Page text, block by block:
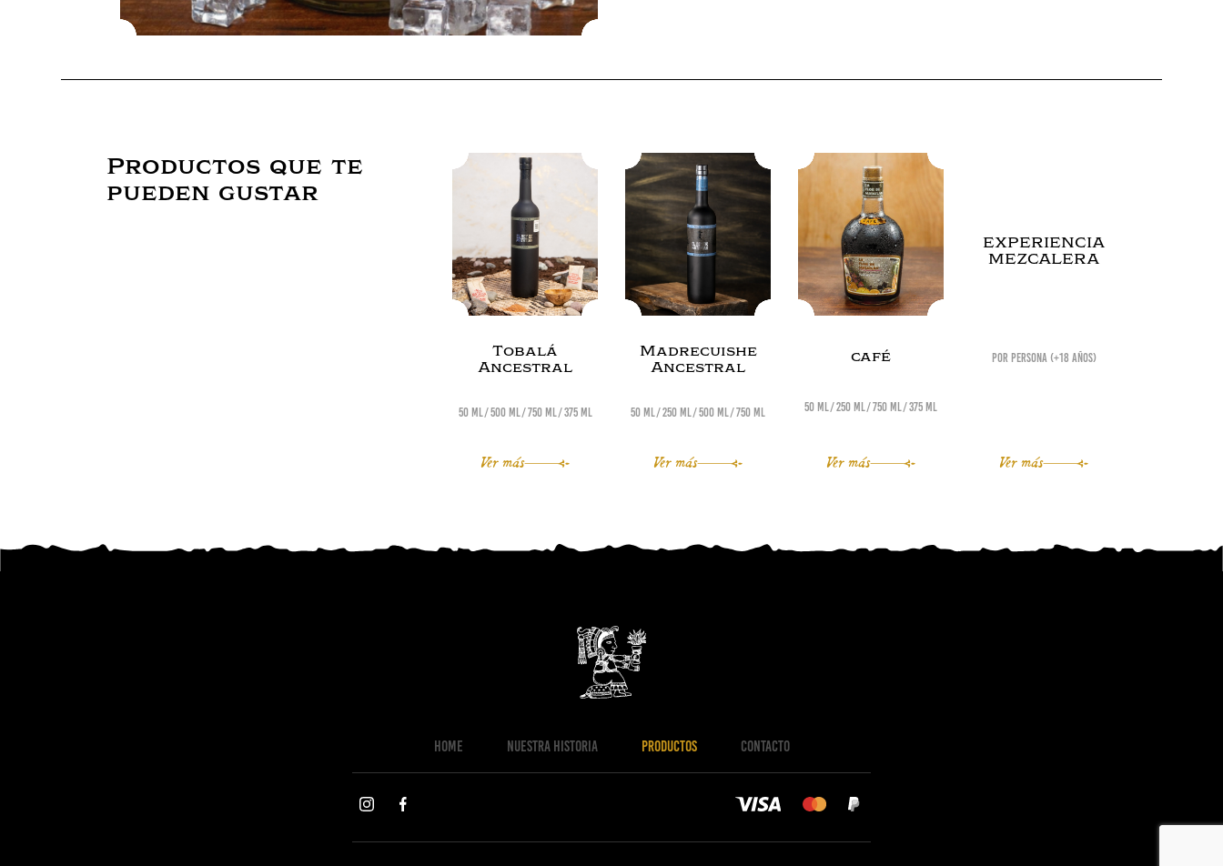
Productos que te
pueden gustar
Tobalá
Ancestral
50 ml 500 ml 750 ml 375 ml
Ver más
Madrecuishe
Ancestral
50 ml 250 ml 500 ml 750 ml
Ver más
café
50 ml 250 ml 750 ml 375 ml
Ver más
EXPERIENCIA
MEZCALERA
POR PERSONA (+18 AÑOS)
Ver más
HOME NUESTRA HISTORIA PRODUCTOS CONTACTO